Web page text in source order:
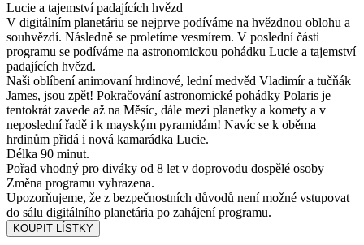
Lucie a tajemství padajících hvězd
V digitálním planetáriu se nejprve podíváme na hvězdnou oblohu a
souhvězdí. Následně se proletíme vesmírem. V poslední části
programu se podíváme na astronomickou pohádku Lucie a tajemství
padajících hvězd.
Naši oblíbení animovaní hrdinové, lední medvěd Vladimír a tučňák
James, jsou zpět! Pokračování astronomické pohádky Polaris je
tentokrát zavede až na Měsíc, dále mezi planetky a komety a v
neposlední řadě i k mayským pyramidám! Navíc se k oběma
hrdinům přidá i nová kamarádka Lucie.
Délka 90 minut.
Pořad vhodný pro diváky od 8 let v doprovodu dospělé osoby
Změna programu vyhrazena.
Upozorňujeme, že z bezpečnostních důvodů není možné vstupovat
do sálu digitálního planetária po zahájení programu.